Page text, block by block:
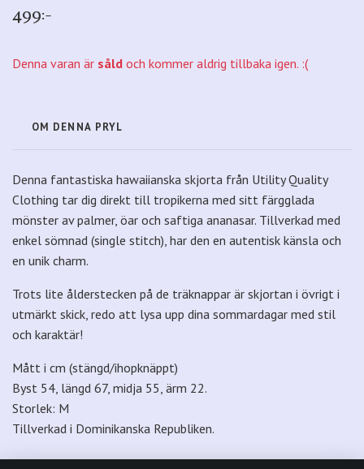
499:-
Denna varan är såld och kommer aldrig tillbaka igen. :(
OM DENNA PRYL
Denna fantastiska hawaiianska skjorta från Utility Quality
Clothing tar dig direkt till tropikerna med sitt färgglada
mönster av palmer, öar och saftiga ananasar. Tillverkad med
enkel sömnad (single stitch), har den en autentisk känsla och
en unik charm.
Trots lite ålderstecken på de träknappar är skjortan i övrigt i
utmärkt skick, redo att lysa upp dina sommardagar med stil
och karaktär!
Mått i cm (stängd/ihopknäppt)
Byst 54, längd 67, midja 55, ärm 22.
Storlek: M
Tillverkad i Dominikanska Republiken.